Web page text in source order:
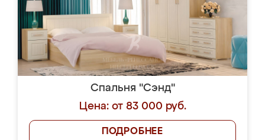
Спальня "Сэнд"
Цена: от 83 000 руб.
ПОДРОБНЕЕ